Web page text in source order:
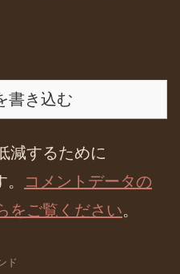
書き込む
減するために
コメントデータの
をご覧ください。
ド